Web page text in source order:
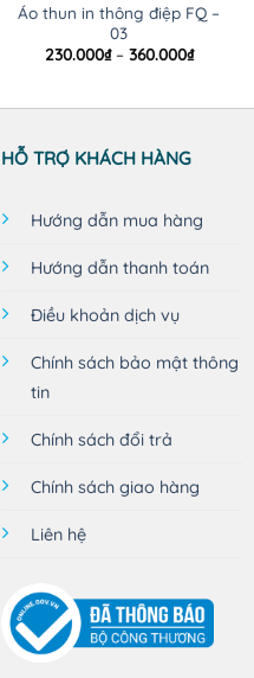
Áo thun in thông điệp FQ –
03
230.000₫ – 360.000₫Khoảng
đến
HỖ TRỢ KHÁCH HÀNG
Hướng dẫn mua hàng
Hướng dẫn thanh toán
Điều khoản dịch vụ
Chính sách bảo mật thông
tin
Chính sách đổi trả
Chính sách giao hàng
Liên hệ